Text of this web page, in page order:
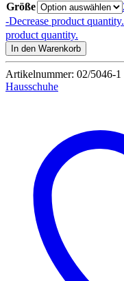
war:
12,99 €
Größe
-Decrease product quantity.
product quantity.
In den Warenkorb
Artikelnummer: 02/5046-1
Hausschuhe